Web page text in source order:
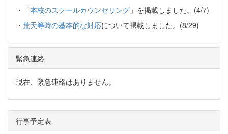
・「本校のスクールカウンセリング 」を掲載しました。(4/7)
・ 荒天等時の基本的な対応について掲載しました。(8/29)
緊急連絡
現在、緊急連絡はありません。
行事予定表